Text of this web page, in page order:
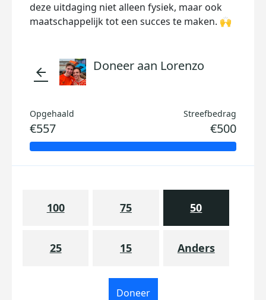
deze uitdaging niet alleen fysiek, maar ook
maatschappelijk tot een succes te maken. 🙌
arrow_back Doneer aan Lorenzo
Opgehaald
€557
Streefbedrag
€500
100 75 50
25 15 Anders
Doneer